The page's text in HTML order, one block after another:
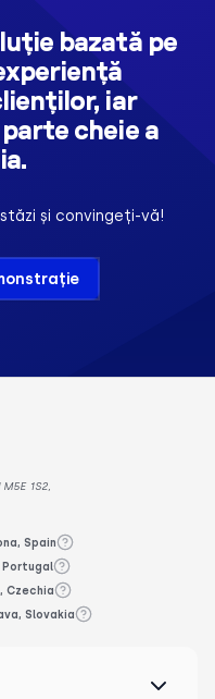
bazată pe
iar
cheie a
și convingeți-vă!
1S2,
Spain
Portugal
Czechia
Slovakia